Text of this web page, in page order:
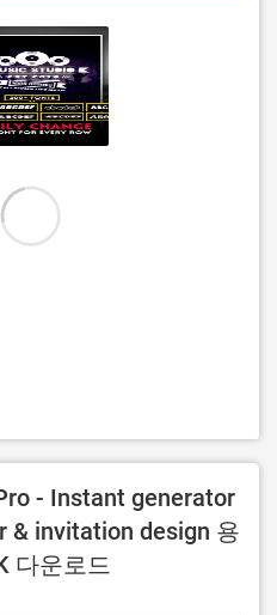
- Instant generator
& invitation design 용
다운로드